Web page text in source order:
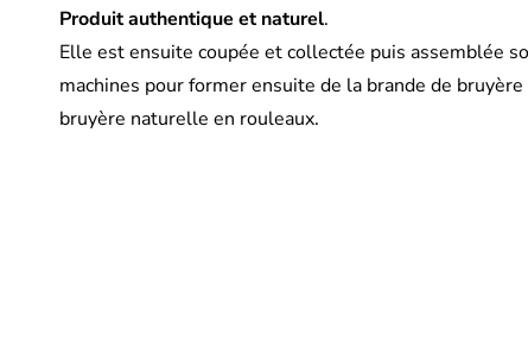
Produit authentique et naturel.
Elle est ensuite coupée et collectée puis assemblée
machines pour former ensuite de la brande de
bruyère naturelle en rouleaux.